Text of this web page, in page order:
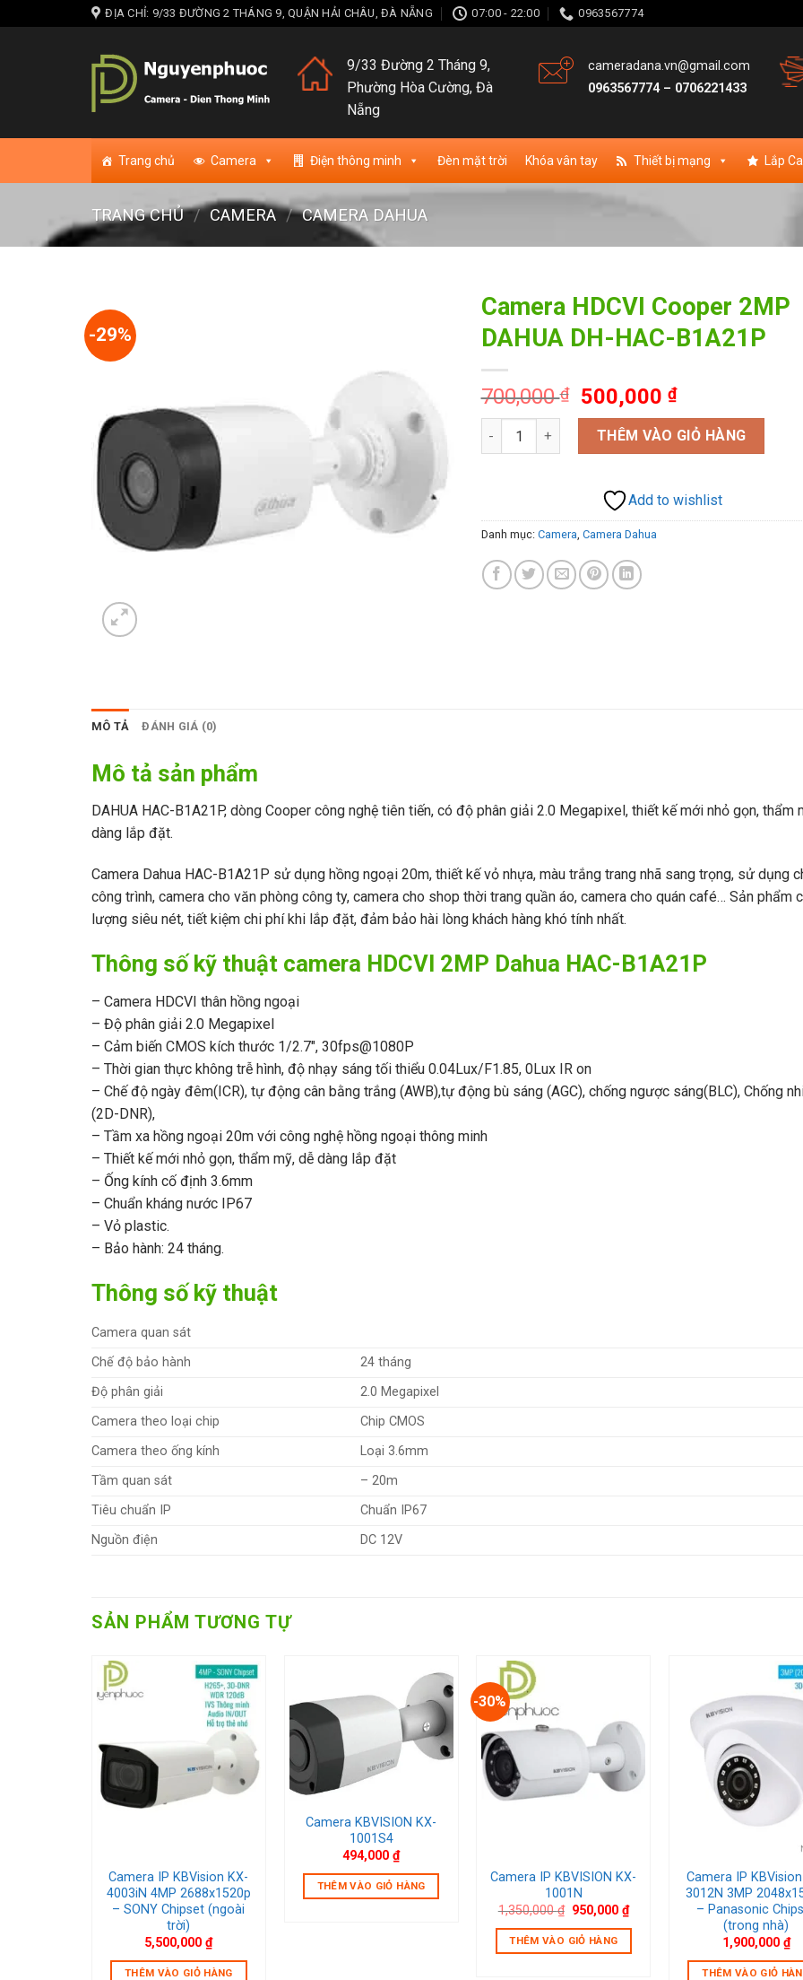
to
ĐỊA CHỈ: 9/33 ĐƯỜNG 2 THÁNG 9, QUẬN HẢI CHÂU, ĐÀ NẴNG 07:00 - 22:00 0963567774
9/33 Đường 2 Tháng 9,
Phường Hòa Cường, Đà
Nẵng
cameradana.vn@gmail.com
0963567774– 0706221433
Trang chủ Camera Điện thông minh Đèn mặt trời Khóa vân tay Thiết bị mạng Lắp
TRANG CHỦ / CAMERA / CAMERA DAHUA
-29%
Camera HDCVI Cooper 2MP
DAHUA DH-HAC-B1A21P
700,000₫
Giá
gốc
là:
700,000 ₫.
500,000 ₫Giá
hiện
tại
là:
Camera HDCVI Cooper 2MP DAHUA DH-HAC-
THÊM VÀO GIỎ HÀNG
Add to wishlist
Danh mục: Camera Camera Dahua
MÔ TẢ ĐÁNH GIÁ (0)
Mô tả sản phẩm
DAHUA HAC-B1A21P, dòng Cooper công nghệ tiên tiến, có độ phân giải 2.0 Megapixel, thiết kế mới nhỏ gọn, thẩm
dàng lắp đặt.
Camera Dahua HAC-B1A21P sử dụng hồng ngoại 20m, thiết kế vỏ nhựa, màu trắng trang nhã sang trọng, sử dụng
công trình, camera cho văn phòng công ty, camera cho shop thời trang quần áo, camera cho quán café… Sản phẩm
lượng siêu nét, tiết kiệm chi phí khi lắp đặt, đảm bảo hài lòng khách hàng khó tính nhất.
Thông số kỹ thuật camera HDCVI 2MP Dahua HAC-B1A21P
– Camera HDCVI thân hồng ngoại
– Độ phân giải 2.0 Megapixel
– Cảm biến CMOS kích thước 1/2.7″, 30fps@1080P
– Thời gian thực không trễ hình, độ nhạy sáng tối thiểu 0.04Lux/F1.85, 0Lux IR on
– Chế độ ngày đêm(ICR), tự động cân bằng trắng (AWB),tự động bù sáng (AGC), chống ngược sáng(BLC), Chống
(2D-DNR),
– Tầm xa hồng ngoại 20m với công nghệ hồng ngoại thông minh
– Thiết kế mới nhỏ gọn, thẩm mỹ, dễ dàng lắp đặt
– Ống kính cố định 3.6mm
– Chuẩn kháng nước IP67
– Vỏ plastic.
– Bảo hành: 24 tháng.
Thông số kỹ thuật
Camera quan sát
Chế độ bảo hành
24 tháng
Độ phân giải
2.0 Megapixel
Camera theo loại chip
Chip CMOS
Camera theo ống kính
Loại 3.6mm
Tầm quan sát
– 20m
Tiêu chuẩn IP
Chuẩn IP67
Nguồn điện
DC 12V
SẢN PHẨM TƯƠNG TỰ
Add to wishlist
Camera IP KBVision KX-
4003iN 4MP 2688x1520p
– SONY Chipset (ngoài
trời)
5,500,000₫
THÊM VÀO GIỎ HÀNG
Add to wishlist
Camera KBVISION KX-
1001S4
494,000₫
THÊM VÀO GIỎ HÀNG
-30%
Add to wishlist
Camera IP KBVISION KX-
1001N
1,350,000₫ Giá
là:
1,350,000 ₫.
950,000₫Giá
hiện
tại
950,000 ₫.
THÊM VÀO GIỎ HÀNG
Add to
Camera IP
3012N 3MP
– Panasonic
(trong nhà)
1,900,000 ₫
THÊM VÀO GIỎ